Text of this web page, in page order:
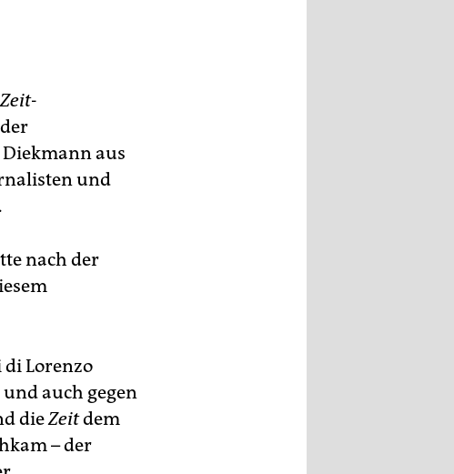
Zeit-
aus
und
nach der
Lorenzo
auch gegen
dieZeitdem
– der